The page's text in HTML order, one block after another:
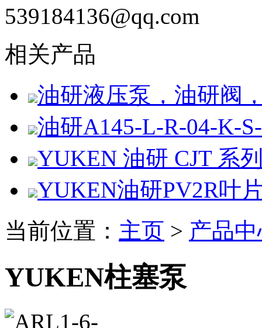
539184136@qq.com
相关产品
油研液压泵，油研阀
油研A145-L-R-04-K-
YUKEN 油研 CJT 系
YUKEN油研PV2R叶
当前位置： 主页 > 产品
YUKEN柱塞泵